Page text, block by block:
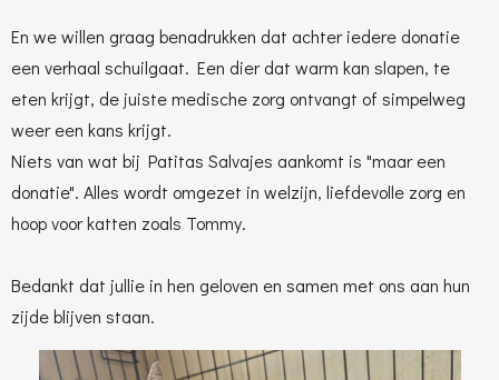
En we willen graag benadrukken dat achter iedere donatie
een verhaal schuilgaat. Een dier dat warm kan slapen, te
eten krijgt, de juiste medische zorg ontvangt of simpelweg
weer een kans krijgt.
Niets van wat bij Patitas Salvajes aankomt is "maar een
donatie". Alles wordt omgezet in welzijn, liefdevolle zorg en
hoop voor katten zoals Tommy.
Bedankt dat jullie in hen geloven en samen met ons aan hun
zijde blijven staan.